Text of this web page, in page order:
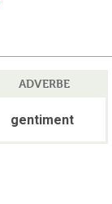
ADVERBE
gentiment